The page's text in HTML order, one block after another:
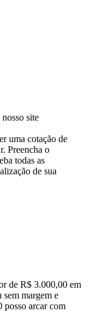
site
uma cotação de
Preencha o
todas as
de sua
de R$ 3.000,00 em
sem margem e
posso arcar com